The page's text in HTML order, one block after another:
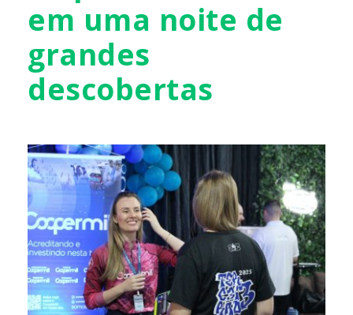
em uma noite de
grandes
descobertas